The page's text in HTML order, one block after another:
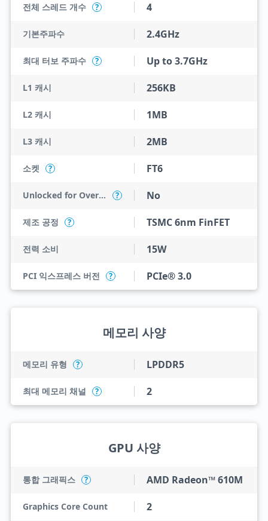
전체 스레드 개수 ? 4
기본주파수 2.4GHz
최대 터보 주파수 ? Up to 3.7GHz
L1 캐시 256KB
L2 캐시 1MB
L3 캐시 2MB
소켓 ? FT6
Unlocked for Overclocking ? No
제조 공정 ? TSMC 6nm FinFET
전력 소비 15W
PCI 익스프레스 버전 ? PCIe® 3.0
메모리 사양
메모리 유형 ? LPDDR5
최대 메모리 채널 ? 2
GPU 사양
통합 그래픽스 ? AMD Radeon™ 610M
Graphics Core Count 2